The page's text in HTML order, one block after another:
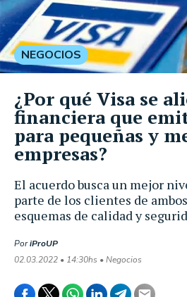
El acuerdo busca un mejor
parte de los clientes de
esquemas de calidad y
PoriProUP
02.03.2022 • 14:30hs • Negocios
NEGOCIOS
¿Por qué Visa se
financiera que
para pequeñas y
empresas?